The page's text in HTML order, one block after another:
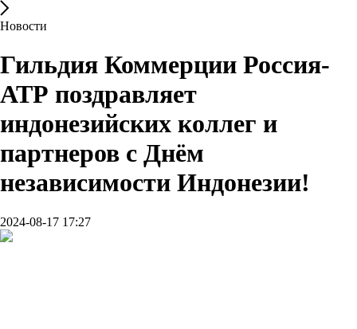
Новости
Гильдия Коммерции Россия-
АТР поздравляет
индонезийских коллег и
партнеров с Днём
независимости Индонезии!
2024-08-17 17:27